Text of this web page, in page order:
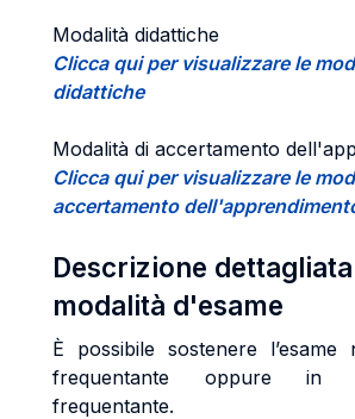
Modalità didattiche
Clicca qui per visualizzare le
didattiche
Modalità di accertamento
Clicca qui per visualizzare le
accertamento
Descrizione
modalità d'esame
È possibile sostenere l’esame
frequentante oppure in
frequentante.